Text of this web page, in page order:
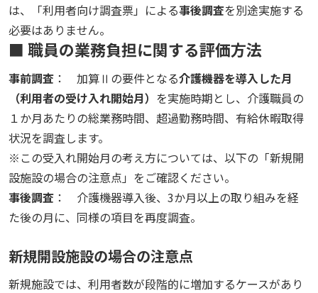
は、「利用者向け調査票」による事後調査を別途実施する
必要はありません。
■ 職員の業務負担に関する評価方法
事前調査 ： 加算Ⅱの要件となる介護機器を導入した月
（利用者の受け入れ開始月） を実施時期とし、介護職員の
１か月あたりの総業務時間、超過勤務時間、有給休暇取得
状況を調査します。
※この受入れ開始月の考え方については、以下の「新規開
設施設の場合の注意点」をご確認ください。
事後調査 ： 介護機器導入後、3か月以上の取り組みを経
た後の月に、同様の項目を再度調査。
新規開設施設の場合の注意点
新規施設では、利用者数が段階的に増加するケースがあり